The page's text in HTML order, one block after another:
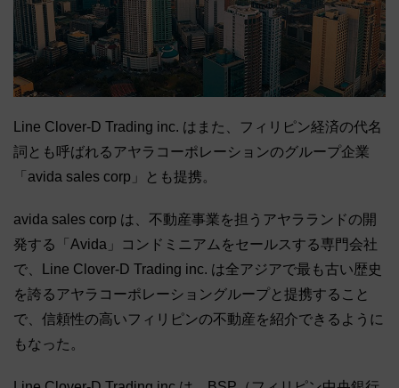
Line Clover-D Trading inc. はまた、フィリピン経済の代名
詞とも呼ばれるアヤラコーポレーションのグループ企業
「avida sales corp」とも提携。
avida sales corp は、不動産事業を担うアヤラランドの開
発する「Avida」コンドミニアムをセールスする専門会社
で、Line Clover-D Trading inc. は全アジアで最も古い歴史
を誇るアヤラコーポレーショングループと提携すること
で、信頼性の高いフィリピンの不動産を紹介できるように
もなった。